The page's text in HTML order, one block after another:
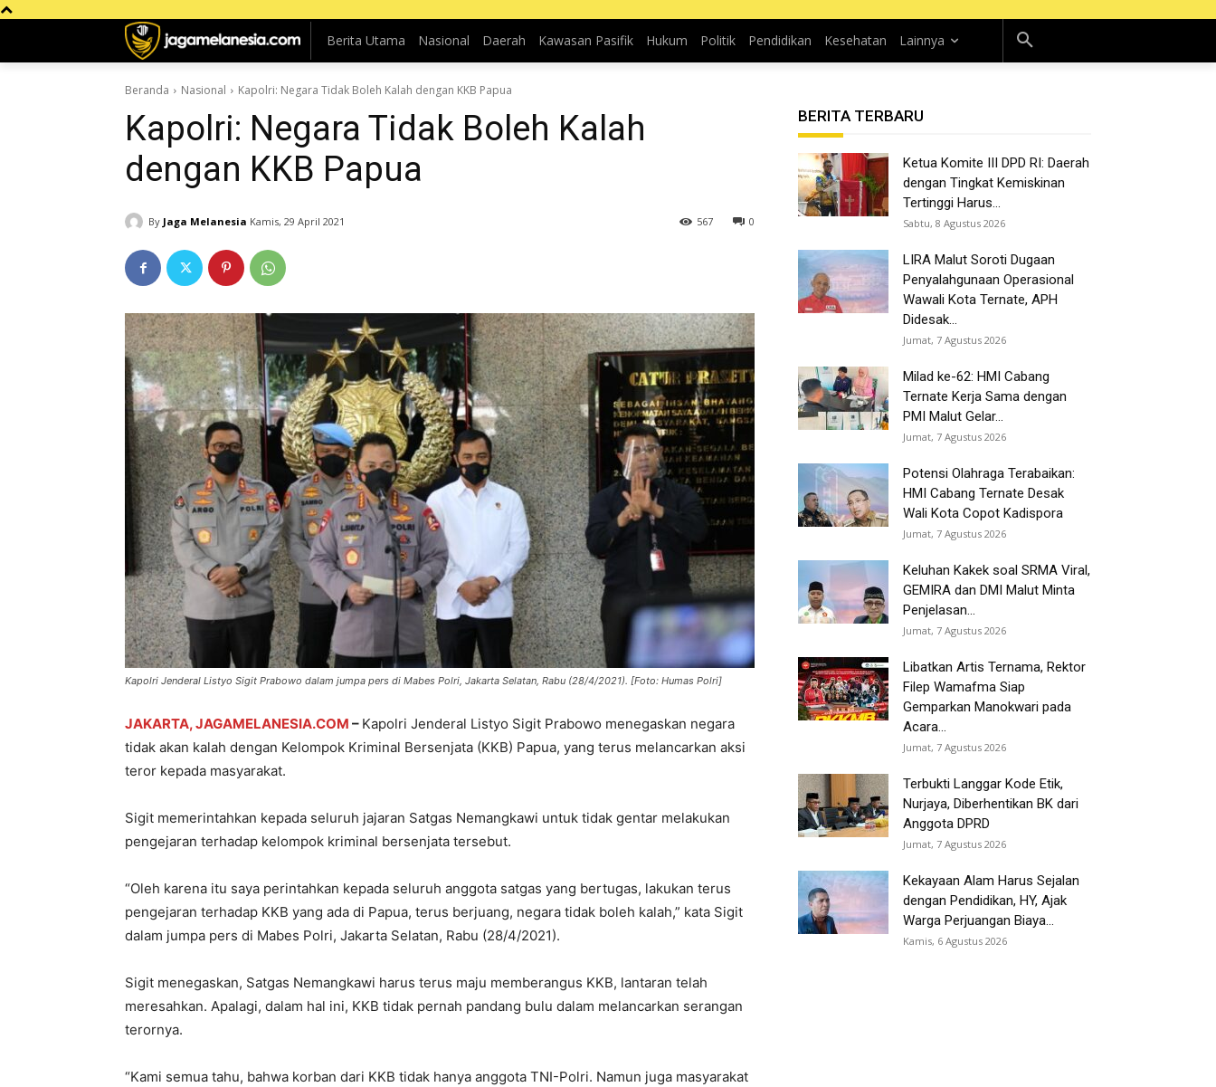
Berita Utama Nasional Daerah Kawasan Pasifik Hukum Politik Pendidikan Kesehatan Lainnya
Beranda Nasional Kapolri: Negara Tidak Boleh Kalah dengan KKB Papua
Kapolri: Negara Tidak Boleh Kalah
dengan KKB Papua
By Jaga Melanesia Kamis, 29 April 2021 0
567
Kapolri Jenderal Listyo Sigit Prabowo dalam jumpa pers di Mabes Polri, Jakarta Selatan, Rabu (28/4/2021). [Foto: Humas Polri]
JAKARTA, JAGAMELANESIA.COM – Kapolri Jenderal Listyo Sigit Prabowo menegaskan negara
tidak akan kalah dengan Kelompok Kriminal Bersenjata (KKB) Papua, yang terus melancarkan aksi
teror kepada masyarakat.
Sigit memerintahkan kepada seluruh jajaran Satgas Nemangkawi untuk tidak gentar melakukan
pengejaran terhadap kelompok kriminal bersenjata tersebut.
“Oleh karena itu saya perintahkan kepada seluruh anggota satgas yang bertugas, lakukan terus
pengejaran terhadap KKB yang ada di Papua, terus berjuang, negara tidak boleh kalah,” kata Sigit
dalam jumpa pers di Mabes Polri, Jakarta Selatan, Rabu (28/4/2021).
Sigit menegaskan, Satgas Nemangkawi harus terus maju memberangus KKB, lantaran telah
meresahkan. Apalagi, dalam hal ini, KKB tidak pernah pandang bulu dalam melancarkan serangan
terornya.
“Kami semua tahu, bahwa korban dari KKB tidak hanya anggota TNI-Polri. Namun juga masyarakat
BERITA TERBARU
Ketua Komite III DPD RI: Daerah
dengan Tingkat Kemiskinan
Tertinggi Harus...
Sabtu, 8 Agustus 2026
LIRA Malut Soroti Dugaan
Penyalahgunaan Operasional
Wawali Kota Ternate, APH
Didesak...
Jumat, 7 Agustus 2026
Milad ke-62: HMI Cabang
Ternate Kerja Sama dengan
PMI Malut Gelar...
Jumat, 7 Agustus 2026
Potensi Olahraga Terabaikan:
HMI Cabang Ternate Desak
Wali Kota Copot Kadispora
Jumat, 7 Agustus 2026
Keluhan Kakek soal SRMA Viral,
GEMIRA dan DMI Malut Minta
Penjelasan...
Jumat, 7 Agustus 2026
Libatkan Artis Ternama, Rektor
Filep Wamafma Siap
Gemparkan Manokwari pada
Acara...
Jumat, 7 Agustus 2026
Terbukti Langgar Kode Etik,
Nurjaya, Diberhentikan BK dari
Anggota DPRD
Jumat, 7 Agustus 2026
Kekayaan Alam Harus Sejalan
dengan Pendidikan, HY, Ajak
Warga Perjuangan Biaya...
Kamis, 6 Agustus 2026